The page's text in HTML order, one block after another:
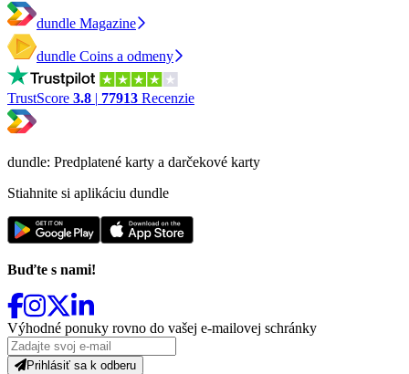
dundle Magazine
dundle Coins a odmeny
TrustScore 3.8 | 77913 Recenzie
dundle: Predplatené karty a darčekové karty
Stiahnite si aplikáciu dundle
Buďte s nami!
Výhodné ponuky rovno do vašej e-mailovej schránky
Prihlásiť sa k odberu